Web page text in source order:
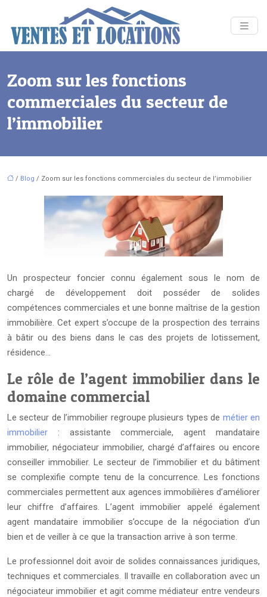
Zoom sur les fonctions
commerciales du secteur de
l’immobilier
/ Blog / Zoom sur les fonctions commerciales du secteur de l’immobilier
Un prospecteur foncier connu également sous le nom de
chargé de développement doit posséder de solides
compétences commerciales et une bonne maîtrise de la gestion
immobilière. Cet expert s’occupe de la prospection des terrains
à bâtir ou des biens dans le cas des projets de lotissement,
résidence…
Le rôle de l’agent immobilier dans le
domaine commercial
Le secteur de l’immobilier regroupe plusieurs types de métier en
immobilier : assistante commerciale, agent mandataire
immobilier, négociateur immobilier, chargé d’affaires ou encore
conseiller immobilier. Le secteur de l’immobilier et du bâtiment
se complexifie compte tenu de la concurrence. Les fonctions
commerciales permettent aux agences immobilières d’améliorer
leur chiffre d’affaires. L’agent immobilier appelé également
agent mandataire immobilier s’occupe de la négociation d’un
bien et de veiller à ce que la transaction arrive à son terme.
Le professionnel doit avoir de solides connaissances juridiques,
techniques et commerciales. Il travaille en collaboration avec un
négociateur immobilier et agit comme médiateur entre vendeurs